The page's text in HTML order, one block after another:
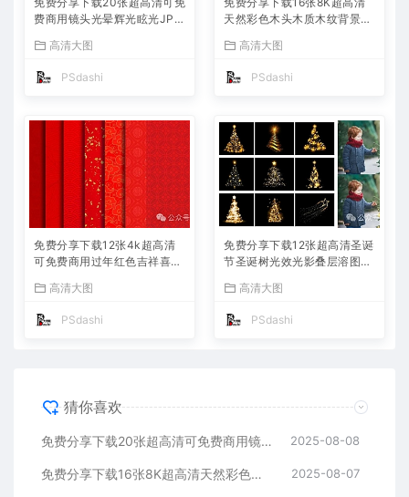
费商用镜头光晕辉光眩光JPG
影后期合成叠加溶图PS设计
师背景lrc模板
高清大图
PSdashi
天然彩色木头木质木纹背景纹
素材图片壁纸ps平面设计后期
海报模板绘画木痕包
高清大图
PSdashi
免费分享下载12张4k超高清
可免费商用过年红色吉祥喜庆
古典传统红包JPG图片PS平
高清大图
PSdashi
免费分享下载12张超高清圣诞
节圣诞树光效光影叠层溶图P
宣传模板公司朋友圈平面设计
高清大图
PSdashi
猜你喜欢
免费分享下载20张超高清可免费商用镜头光晕辉光眩光JPG素材可快速抠图成PNG图片摄影后期合成叠加溶图PS设计师背景lrc模板 2025-08-08
免费分享下载16张8K超高清天然彩色木头木质木纹背景纹理JPG复古怀旧做旧底纹贴图素材图片壁纸ps平面设计后期海报模板绘画木痕包 2025-08-07